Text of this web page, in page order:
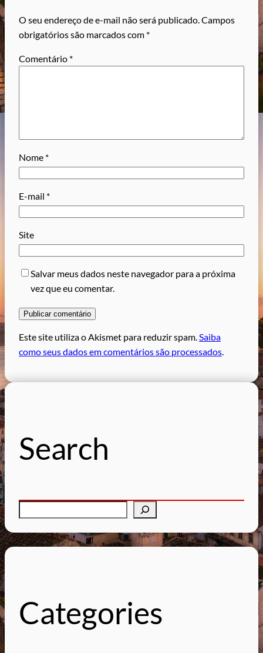
O seu endereço de e-mail não será publicado.Campos
obrigatórios são marcados com *
Comentário *
Nome *
E-mail *
Site
Salvar meus dados neste navegador para a próxima
vez que eu comentar.
Este site utiliza o Akismet para reduzir spam. Saiba
como seus dados em comentários são processados
Search
e
s
aCategories